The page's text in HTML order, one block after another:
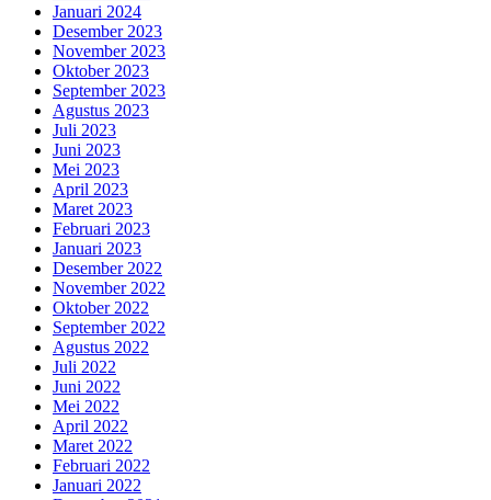
Januari 2024
Desember 2023
November 2023
Oktober 2023
September 2023
Agustus 2023
Juli 2023
Juni 2023
Mei 2023
April 2023
Maret 2023
Februari 2023
Januari 2023
Desember 2022
November 2022
Oktober 2022
September 2022
Agustus 2022
Juli 2022
Juni 2022
Mei 2022
April 2022
Maret 2022
Februari 2022
Januari 2022